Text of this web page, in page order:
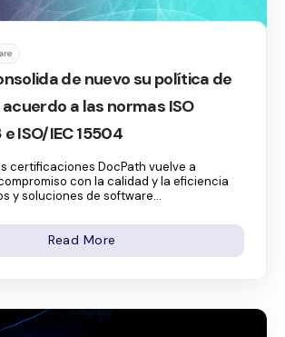
de nuevo su política de
a las normas ISO
ISO/IEC 15504
certificaciones DocPath vuelve a
con la calidad y la eficiencia
y soluciones de software...
Read More